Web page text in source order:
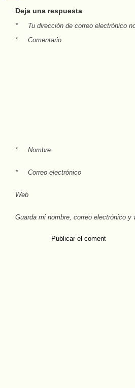
Deja una respuesta
Tu dirección de correo electrónico
*
Comentario
*
Nombre
*
Correo electrónico
*
Web
Guarda mi nombre, correo electrónico